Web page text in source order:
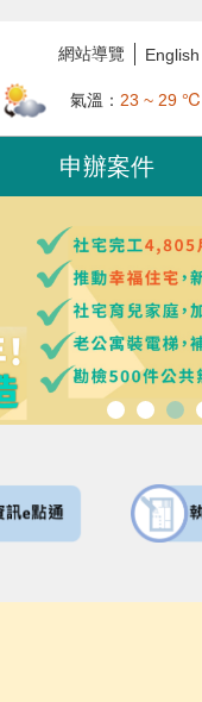
網站導覽 English
氣溫： 23 ~ 29 ℃
申辦案件